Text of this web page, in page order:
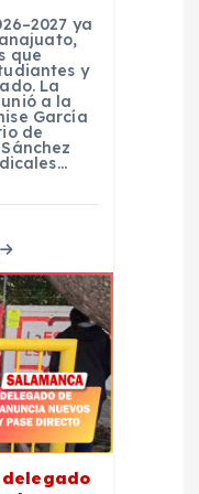
ya
que
y
La
a la
García
de